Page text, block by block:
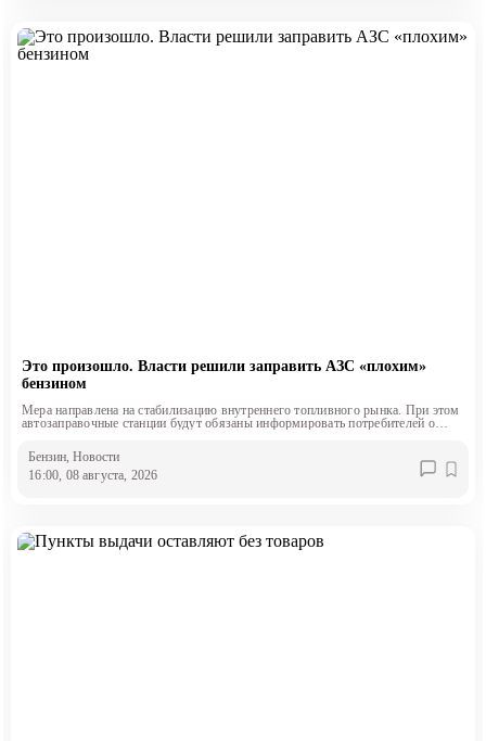
Это произошло. Власти решили заправить АЗС «плохим»
бензином
Мера направлена на стабилизацию внутреннего топливного рынка. При этом
автозаправочные станции будут обязаны информировать потребителей о
Бензин, Новости
16:00, 08 августа, 2026